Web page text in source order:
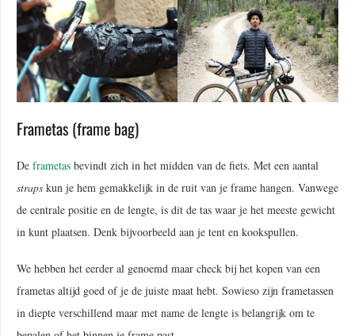
Frametas (frame bag)
De frametas bevindt zich in het midden van de fiets. Met een aantal
straps kun je hem gemakkelijk in de ruit van je frame hangen. Vanwege
de centrale positie en de lengte, is dit de tas waar je het meeste gewicht
in kunt plaatsen. Denk bijvoorbeeld aan je tent en kookspullen.
We hebben het eerder al genoemd maar check bij het kopen van een
frametas altijd goed of je de juiste maat hebt. Sowieso zijn frametassen
in diepte verschillend maar met name de lengte is belangrijk om te